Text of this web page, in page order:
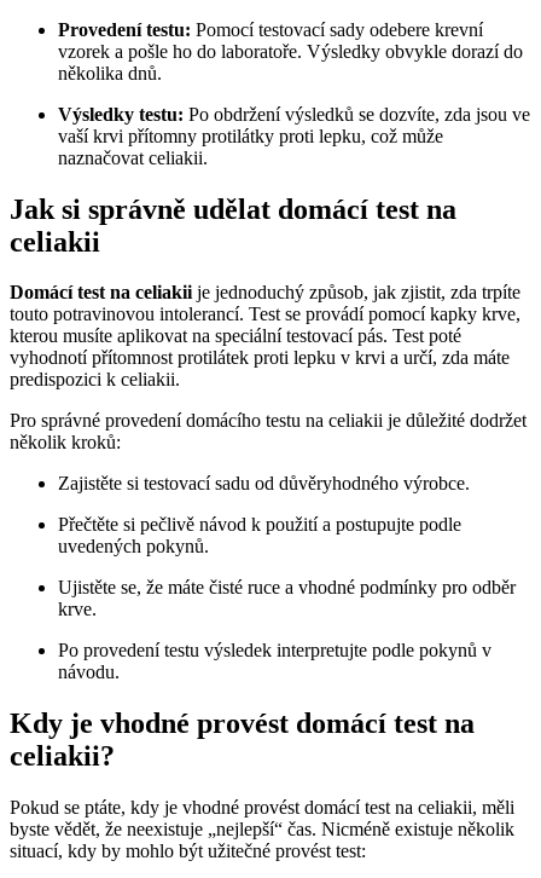
Provedení testu: Pomocí testovací sady odebere krevní
vzorek a pošle ho do laboratoře. Výsledky obvykle dorazí do
několika dnů.
Výsledky testu: Po obdržení výsledků se dozvíte, zda jsou ve
vaší krvi přítomny protilátky proti lepku, což může
naznačovat celiakii.
Jak si správně udělat domácí test na
celiakii
Domácí test na celiakiije jednoduchý způsob, jak zjistit, zda trpíte
touto potravinovou intolerancí. Test se provádí pomocí kapky krve,
kterou musíte aplikovat na speciální testovací pás. Test poté
vyhodnotí přítomnost protilátek proti lepku v krvi a určí, zda máte
predispozici k celiakii.
Pro správné provedení domácího testu na celiakii je důležité dodržet
několik kroků:
Zajistěte si testovací sadu od důvěryhodného výrobce.
Přečtěte si pečlivě návod k použití a postupujte podle
uvedených pokynů.
Ujistěte se, že máte čisté ruce a vhodné podmínky pro odběr
krve.
Po provedení testu výsledek interpretujte podle pokynů v
návodu.
Kdy je vhodné provést domácí test na
celiakii?
Pokud se ptáte, kdy je vhodné provést domácí test na celiakii, měli
byste vědět, že neexistuje „nejlepší“ čas. Nicméně existuje několik
situací, kdy by mohlo být užitečné provést test: